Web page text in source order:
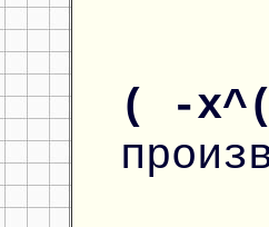
( -